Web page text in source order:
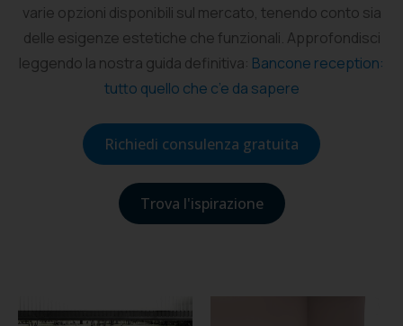
varie opzioni disponibili sul mercato, tenendo conto sia
delle esigenze estetiche che funzionali. Approfondisci
leggendo la nostra guida definitiva: Bancone reception:
tutto quello che c’e da sapere
Richiedi consulenza gratuita
Trova l'ispirazione